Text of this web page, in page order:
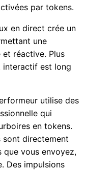
par tokens.
en direct crée un
une
réactive. Plus
interactif est long
utilise des
qui
en tokens.
sont directement
vous envoyez,
Des impulsions